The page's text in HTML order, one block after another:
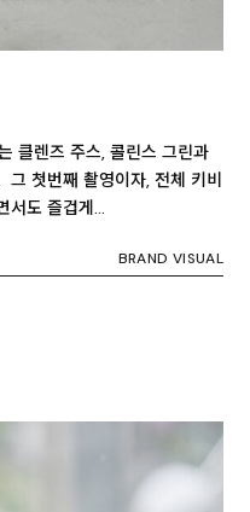
클렌즈 주스, 콜린스 그린과
첫번째 촬영이자, 전체 키비
서도 즐겁게…
BRAND VISUAL